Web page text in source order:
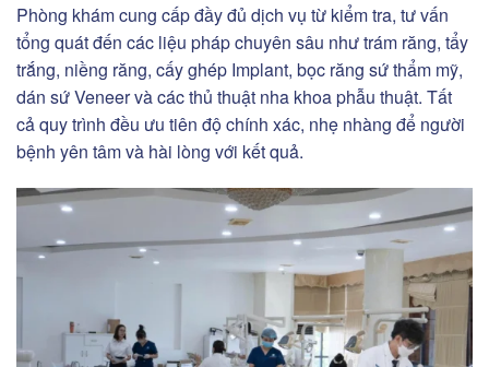
Phòng khám cung cấp đầy đủ dịch vụ từ kiểm tra, tư vấn
tổng quát đến các liệu pháp chuyên sâu như trám răng, tẩy
trắng, niềng răng, cấy ghép Implant, bọc răng sứ thẩm mỹ,
dán sứ Veneer và các thủ thuật nha khoa phẫu thuật. Tất
cả quy trình đều ưu tiên độ chính xác, nhẹ nhàng để người
bệnh yên tâm và hài lòng với kết quả.